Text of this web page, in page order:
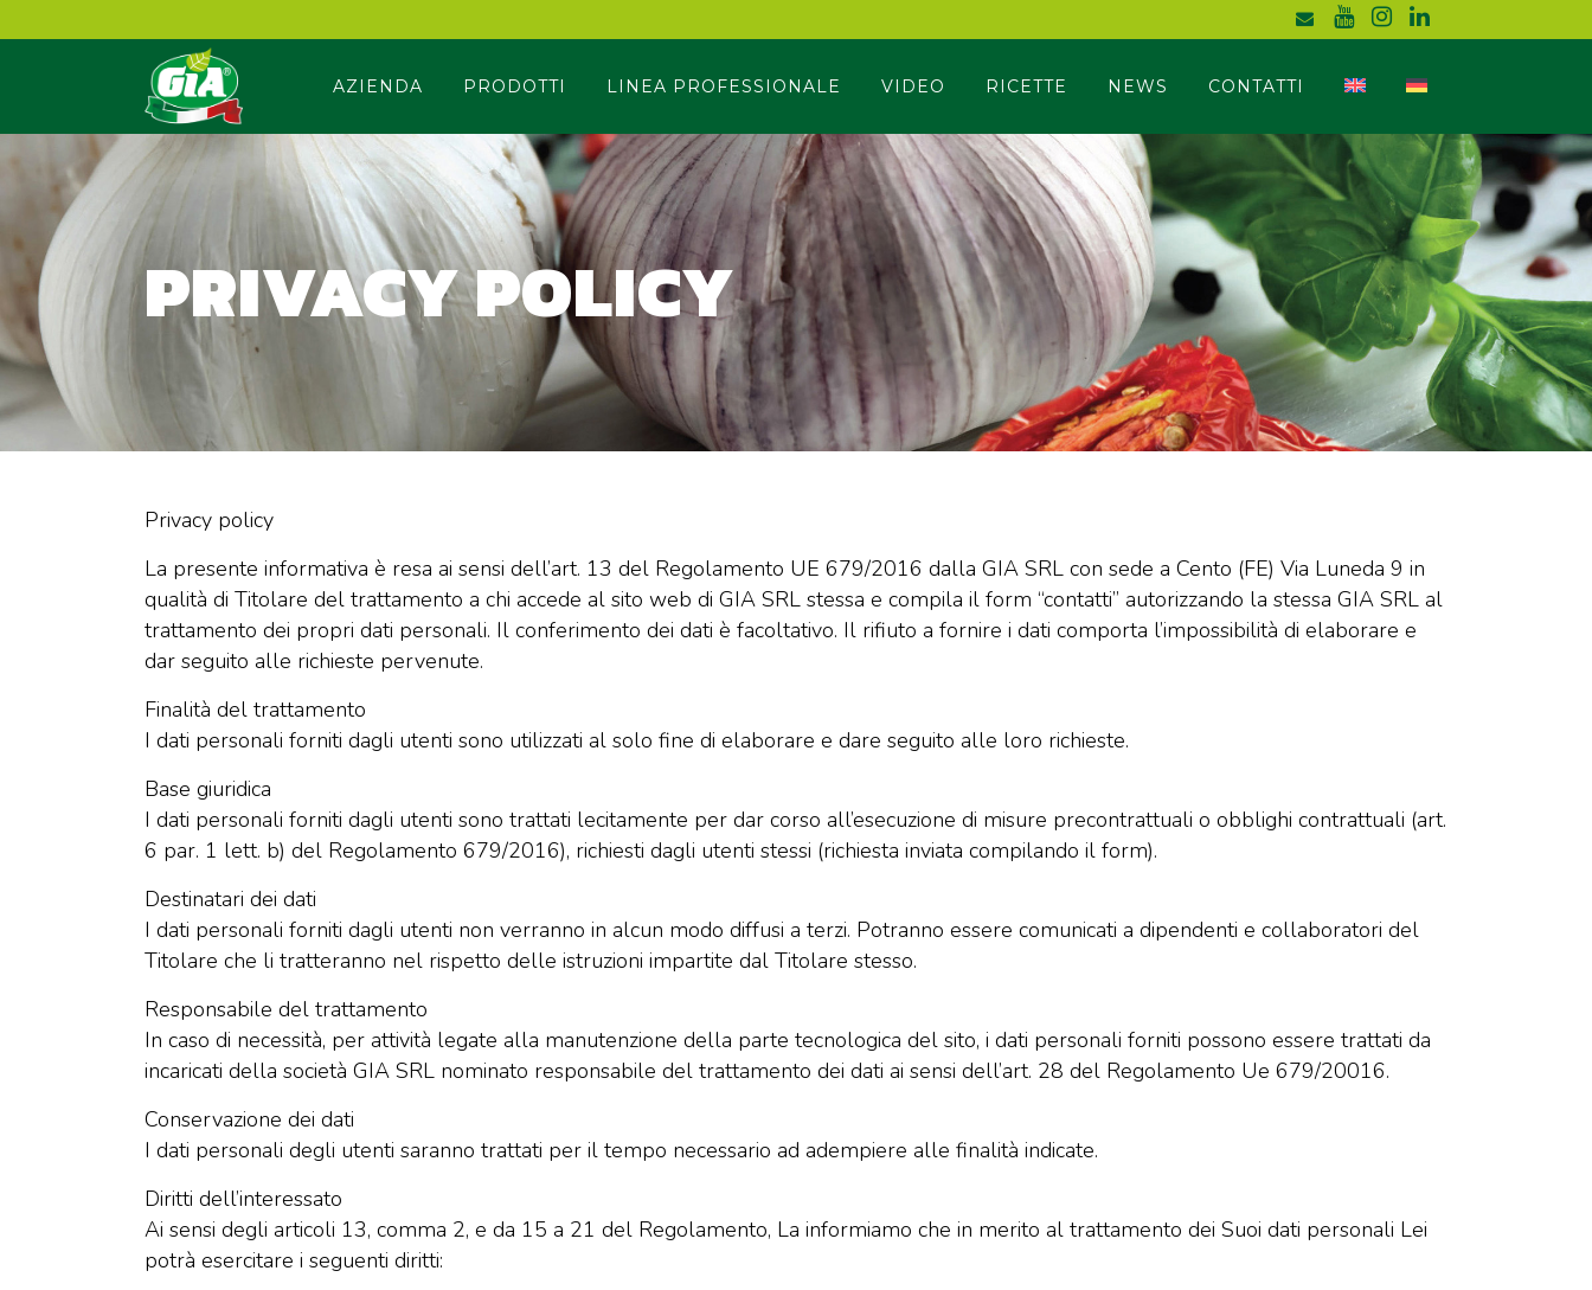
AZIENDA PRODOTTI LINEA PROFESSIONALE VIDEO RICETTE NEWS CONTATTI
PRIVACY POLICY
Privacy policy
La presente informativa è resa ai sensi dell’art. 13 del Regolamento UE 679/2016 dalla GIA SRL con sede a Cento (FE) Via Luneda 9 in
qualità di Titolare del trattamento a chi accede al sito web di GIA SRL stessa e compila il form “contatti” autorizzando la stessa GIA SRL al
trattamento dei propri dati personali. Il conferimento dei dati è facoltativo. Il rifiuto a fornire i dati comporta l’impossibilità di elaborare e
dar seguito alle richieste pervenute.
Finalità del trattamento
I dati personali forniti dagli utenti sono utilizzati al solo fine di elaborare e dare seguito alle loro richieste.
Base giuridica
I dati personali forniti dagli utenti sono trattati lecitamente per dar corso all’esecuzione di misure precontrattuali o obblighi contrattuali (art.
6 par. 1 lett. b) del Regolamento 679/2016), richiesti dagli utenti stessi (richiesta inviata compilando il form).
Destinatari dei dati
I dati personali forniti dagli utenti non verranno in alcun modo diffusi a terzi. Potranno essere comunicati a dipendenti e collaboratori del
Titolare che li tratteranno nel rispetto delle istruzioni impartite dal Titolare stesso.
Responsabile del trattamento
In caso di necessità, per attività legate alla manutenzione della parte tecnologica del sito, i dati personali forniti possono essere trattati da
incaricati della società GIA SRL nominato responsabile del trattamento dei dati ai sensi dell’art. 28 del Regolamento Ue 679/20016.
Conservazione dei dati
I dati personali degli utenti saranno trattati per il tempo necessario ad adempiere alle finalità indicate.
Diritti dell’interessato
Ai sensi degli articoli 13, comma 2, e da 15 a 21 del Regolamento, La informiamo che in merito al trattamento dei Suoi dati personali Lei
potrà esercitare i seguenti diritti: